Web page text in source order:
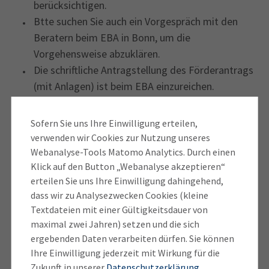
Sofern Sie uns Ihre Einwilligung erteilen,
verwenden wir Cookies zur Nutzung unseres
Webanalyse-Tools Matomo Analytics. Durch einen
Klick auf den Button „Webanalyse akzeptieren“
erteilen Sie uns Ihre Einwilligung dahingehend,
dass wir zu Analysezwecken Cookies (kleine
Textdateien mit einer Gültigkeitsdauer von
maximal zwei Jahren) setzen und die sich
ergebenden Daten verarbeiten dürfen. Sie können
Ihre Einwilligung jederzeit mit Wirkung für die
berücksichtigen.
Btte suchen Sie auch ein Vorgespräch mit den
Beratern beim EBA in Bonn, um die
Vorgehensweise abzuklären.
Die schriftliche Antragstellung des Förderantrags
(mit Anlagen) ist beim EBA einzureichen.
dem Antragsteller frühestmöglich, spätestens
jedoch drei Monate nach Vorliegen aller zur
Entscheidung erforderlichen Unterlagen, durch
das EBA mitgeteilt werden.
Weitere Informationen zur
Gleisanschlussförderung erhalten Sie auf der
Website des Eisenbahnbundesamts (EBA)
Förderung von Umschlaganlagen des
kombinierten Verkehrs